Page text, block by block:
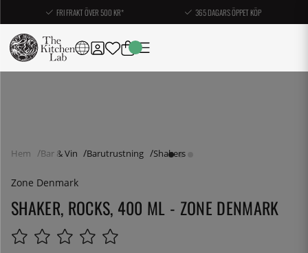
FRI FRAKT ÖVER 500 KR* 365 DAGARS ÖPPET KÖP
Hem Bar & Vin Barutrustning Shakers
Zone Denmark
SHAKER, ROCKS, 400 ML - ZONE DENMARK